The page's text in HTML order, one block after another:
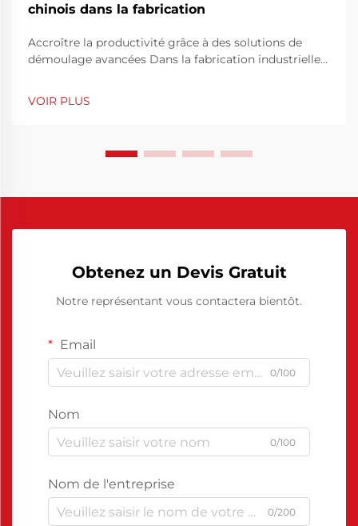
chinois dans la fabrication
Accroître la productivité grâce à des solutions de
démoulage avancées Dans la fabrication industrielle
L'un des outils essentiels contribuant à l'efficacité de
VOIR PLUS
Obtenez un Devis Gratuit
Notre représentant vous contactera bientôt.
Email
0/100
Nom
0/100
Nom de l'entreprise
0/200